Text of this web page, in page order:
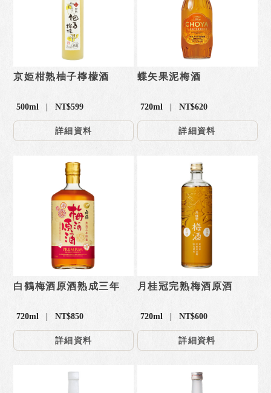
京姫柑熟柚子檸檬酒
500ml | NT$599
詳細資料
蝶矢果泥梅酒
720ml | NT$620
詳細資料
白鶴梅酒原酒熟成三年
720ml | NT$850
詳細資料
月桂冠完熟梅酒原酒
720ml | NT$600
詳細資料